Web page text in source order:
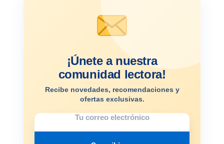
¡Únete a nuestra
comunidad lectora!
Recibe novedades, recomendaciones y
ofertas exclusivas.